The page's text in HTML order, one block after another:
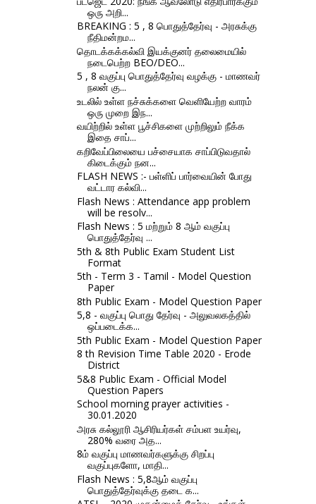
ஒரு அறி...
BREAKING : 5 , 8 பொதுத்தேர்வு - அரசுக்கு
நீதிமன்றம...
தொடக்கக்கல்வி இயக்குனர் தலைமையில்
நடைபெற்ற BEO/DEO...
5 , 8 வகுப்பு பொதுத்தேர்வு வழக்கு - மாணவர்
நலன் கு...
உடலில் உள்ள நச்சுக்களை வெளியேற்ற வாரம்
ஒரு முறை இந...
வயிற்றில் உள்ள பூச்சிகளை முற்றிலும் நீக்க
இதை சாப்...
கறிவேப்பிலையை பச்சையாக சாப்பிடுவதால்
கிடைக்கும் நன...
FLASH NEWS :- பள்ளிப் பார்வையின் போது
வட்டார கல்வி...
Flash News : Attendance app problem
will be resolv...
Flash News : 5 மற்றும் 8 ஆம் வகுப்பு
பொதுத்தேர்வு ...
5th & 8th Public Exam Student List
Format
5th - Term 3 - Tamil - Model Question
Paper
8th Public Exam - Model Question Paper
5,8 - வகுப்பு பொது தேர்வு - அலுவலகத்தில்
ஒப்படைக்க...
5th Public Exam - Model Question Paper
8 th Revision Time Table 2020 - Erode
District
5&8 Public Exam - Official Model
Question Papers
School morning prayer activities -
30.01.2020
அரசு கல்லூரி ஆசிரியர்கள் சம்பள உயர்வு,
280% வரை அத...
8ம் வகுப்பு மாணவர்களுக்கு சிறப்பு
வகுப்புகளோ, மாதி...
Flash News : 5,8ஆம் வகுப்பு
பொதுத்தேர்வுக்கு தடை க...